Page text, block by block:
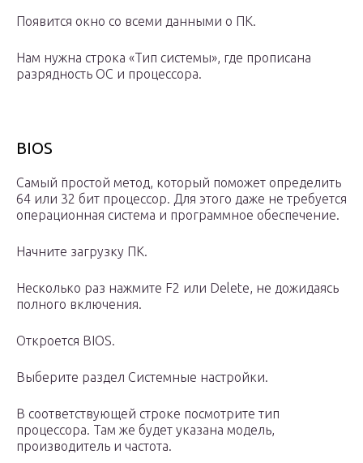
Появится окно со всеми данными о ПК.
Нам нужна строка «Тип системы», где прописана
разрядность ОС и процессора.
BIOS
Самый простой метод, который поможет определить
64 или 32 бит процессор. Для этого даже не требуется
операционная система и программное обеспечение.
Начните загрузку ПК.
Несколько раз нажмите F2 или Delete, не дожидаясь
полного включения.
Откроется BIOS.
Выберите раздел Системные настройки.
В соответствующей строке посмотрите тип
процессора. Там же будет указана модель,
производитель и частота.